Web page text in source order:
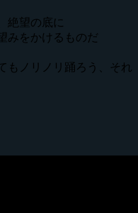
絶望の底に
みをかけるものだ
もノリノリ踊ろう、それ